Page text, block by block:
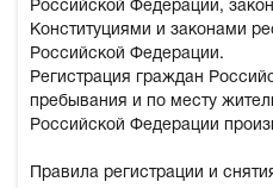
Российской Федерации,
Конституциями и законами
Российской Федерации.
Регистрация граждан
пребывания и по месту
Российской Федерации
Правила регистрации и